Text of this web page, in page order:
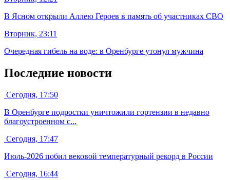
В Ясном открыли Аллею Героев в память об участниках СВО
Вторник, 23:11
Очередная гибель на воде: в Оренбурге утонул мужчина
Последние новости
Сегодня, 17:50
В Оренбурге подростки уничтожили гортензии в недавно
благоустроенном с...
Сегодня, 17:47
Июль-2026 побил вековой температурный рекорд в России
Сегодня, 16:44